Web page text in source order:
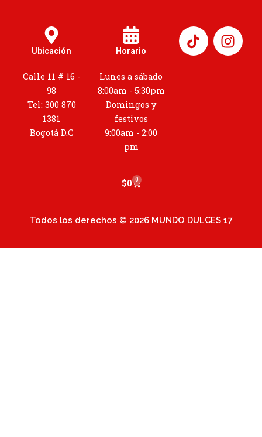
Ubicación
Calle 11 # 16 -
98
Tel: 300 870
1381
Bogotá D.C
Horario
Lunes a sábado
8:00am - 5:30pm
Domingos y
festivos
9:00am - 2:00
pm
I
n
s
$0 0
Cart
Todos los derechos © 2026 MUNDO DULCES 17